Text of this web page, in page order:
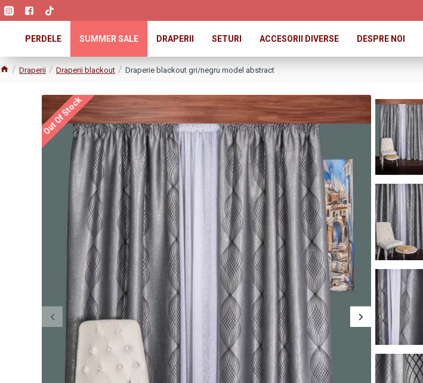
PERDELE SUMMER SALE DRAPERII SETURI ACCESORII DIVERSE DESPRE NOI
Draperii Draperii blackout Draperie blackout gri/negru model abstract
Out Of Stock